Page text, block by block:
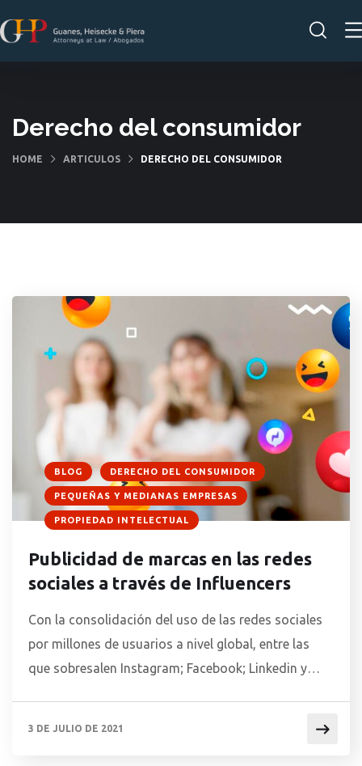
Derecho del consumidor
HOME ARTICULOS DERECHO DEL CONSUMIDOR
BLOG DERECHO DEL CONSUMIDOR
PEQUEÑAS Y MEDIANAS EMPRESAS
PROPIEDAD INTELECTUAL
Publicidad de marcas en las redes
sociales a través de Influencers
Con la consolidación del uso de las redes sociales
por millones de usuarios a nivel global, entre las
que sobresalen Instagram; Facebook; Linkedin y
3 DE JULIO DE 2021